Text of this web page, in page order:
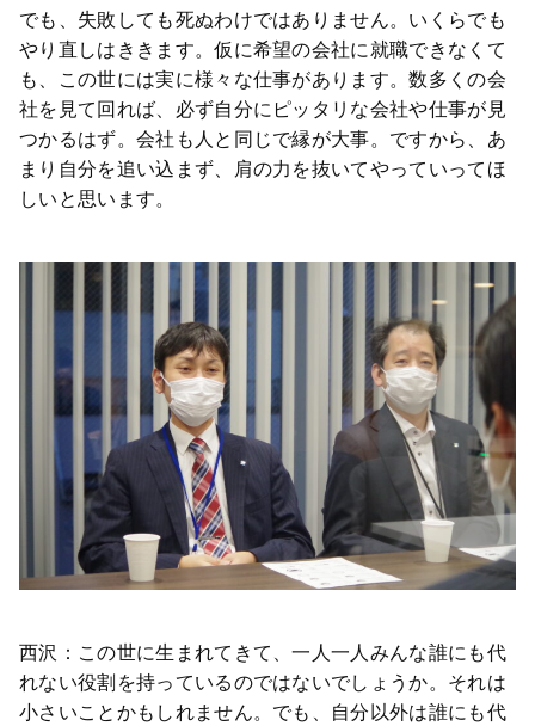
でも、失敗しても死ぬわけではありません。いくらでも
やり直しはききます。仮に希望の会社に就職できなくて
も、この世には実に様々な仕事があります。数多くの会
社を見て回れば、必ず自分にピッタリな会社や仕事が見
つかるはず。会社も人と同じで縁が大事。ですから、あ
まり自分を追い込まず、肩の力を抜いてやっていってほ
しいと思います。
西沢：この世に生まれてきて、一人一人みんな誰にも代
れない役割を持っているのではないでしょうか。それは
小さいことかもしれません。でも、自分以外は誰にも代